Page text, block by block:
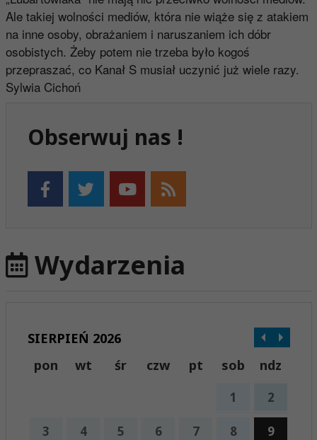
Ale takiej wolności mediów, która nie wiąże się z atakiem
na inne osoby, obrażaniem i naruszaniem ich dóbr
osobistych. Żeby potem nie trzeba było kogoś
przepraszać, co Kanał S musiał uczynić już wiele razy.
Sylwia Cichoń
Obserwuj nas !
Wydarzenia
SIERPIEŃ 2026
pon
wt śr czw pt sob ndz
1 2
3 4 5 6 7 8 9